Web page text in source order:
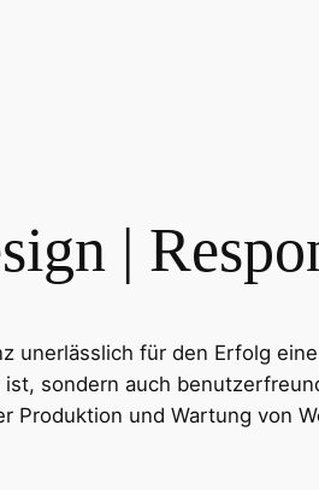
|
unerlässlich für den Erfolg
sondern auch
Produktion und Wartung von